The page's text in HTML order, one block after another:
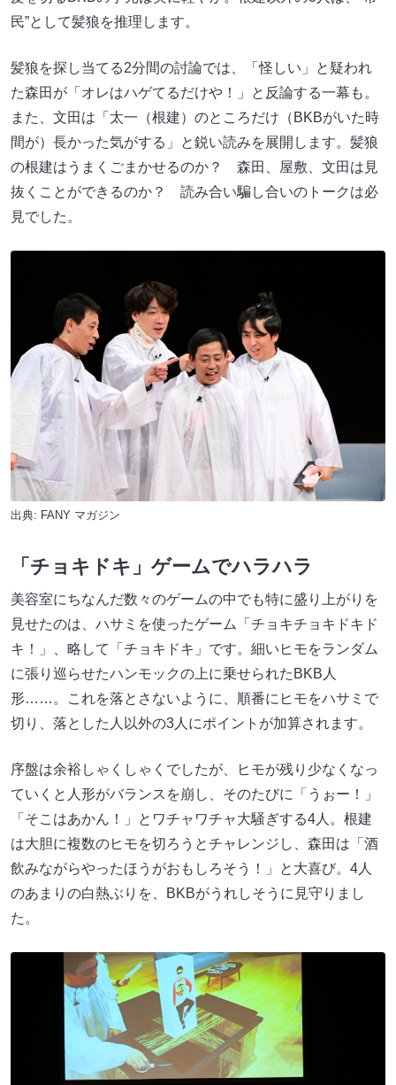
民”として髪狼を推理します。
髪狼を探し当てる2分間の討論では、「怪しい」と疑われ
た森田が「オレはハゲてるだけや！」と反論する一幕も。
また、文田は「太一（根建）のところだけ（BKBがいた時
間が）長かった気がする」と鋭い読みを展開します。髪狼
の根建はうまくごまかせるのか？ 森田、屋敷、文田は見
抜くことができるのか？ 読み合い騙し合いのトークは必
見でした。
出典: FANY マガジン
「チョキドキ」ゲームでハラハラ
美容室にちなんだ数々のゲームの中でも特に盛り上がりを
見せたのは、ハサミを使ったゲーム「チョキチョキドキド
キ！」、略して「チョキドキ」です。細いヒモをランダム
に張り巡らせたハンモックの上に乗せられたBKB人
形……。これを落とさないように、順番にヒモをハサミで
切り、落とした人以外の3人にポイントが加算されます。
序盤は余裕しゃくしゃくでしたが、ヒモが残り少なくなっ
ていくと人形がバランスを崩し、そのたびに「うぉー！」
「そこはあかん！」とワチャワチャ大騒ぎする4人。根建
は大胆に複数のヒモを切ろうとチャレンジし、森田は「酒
飲みながらやったほうがおもしろそう！」と大喜び。4人
のあまりの白熱ぶりを、BKBがうれしそうに見守りまし
た。